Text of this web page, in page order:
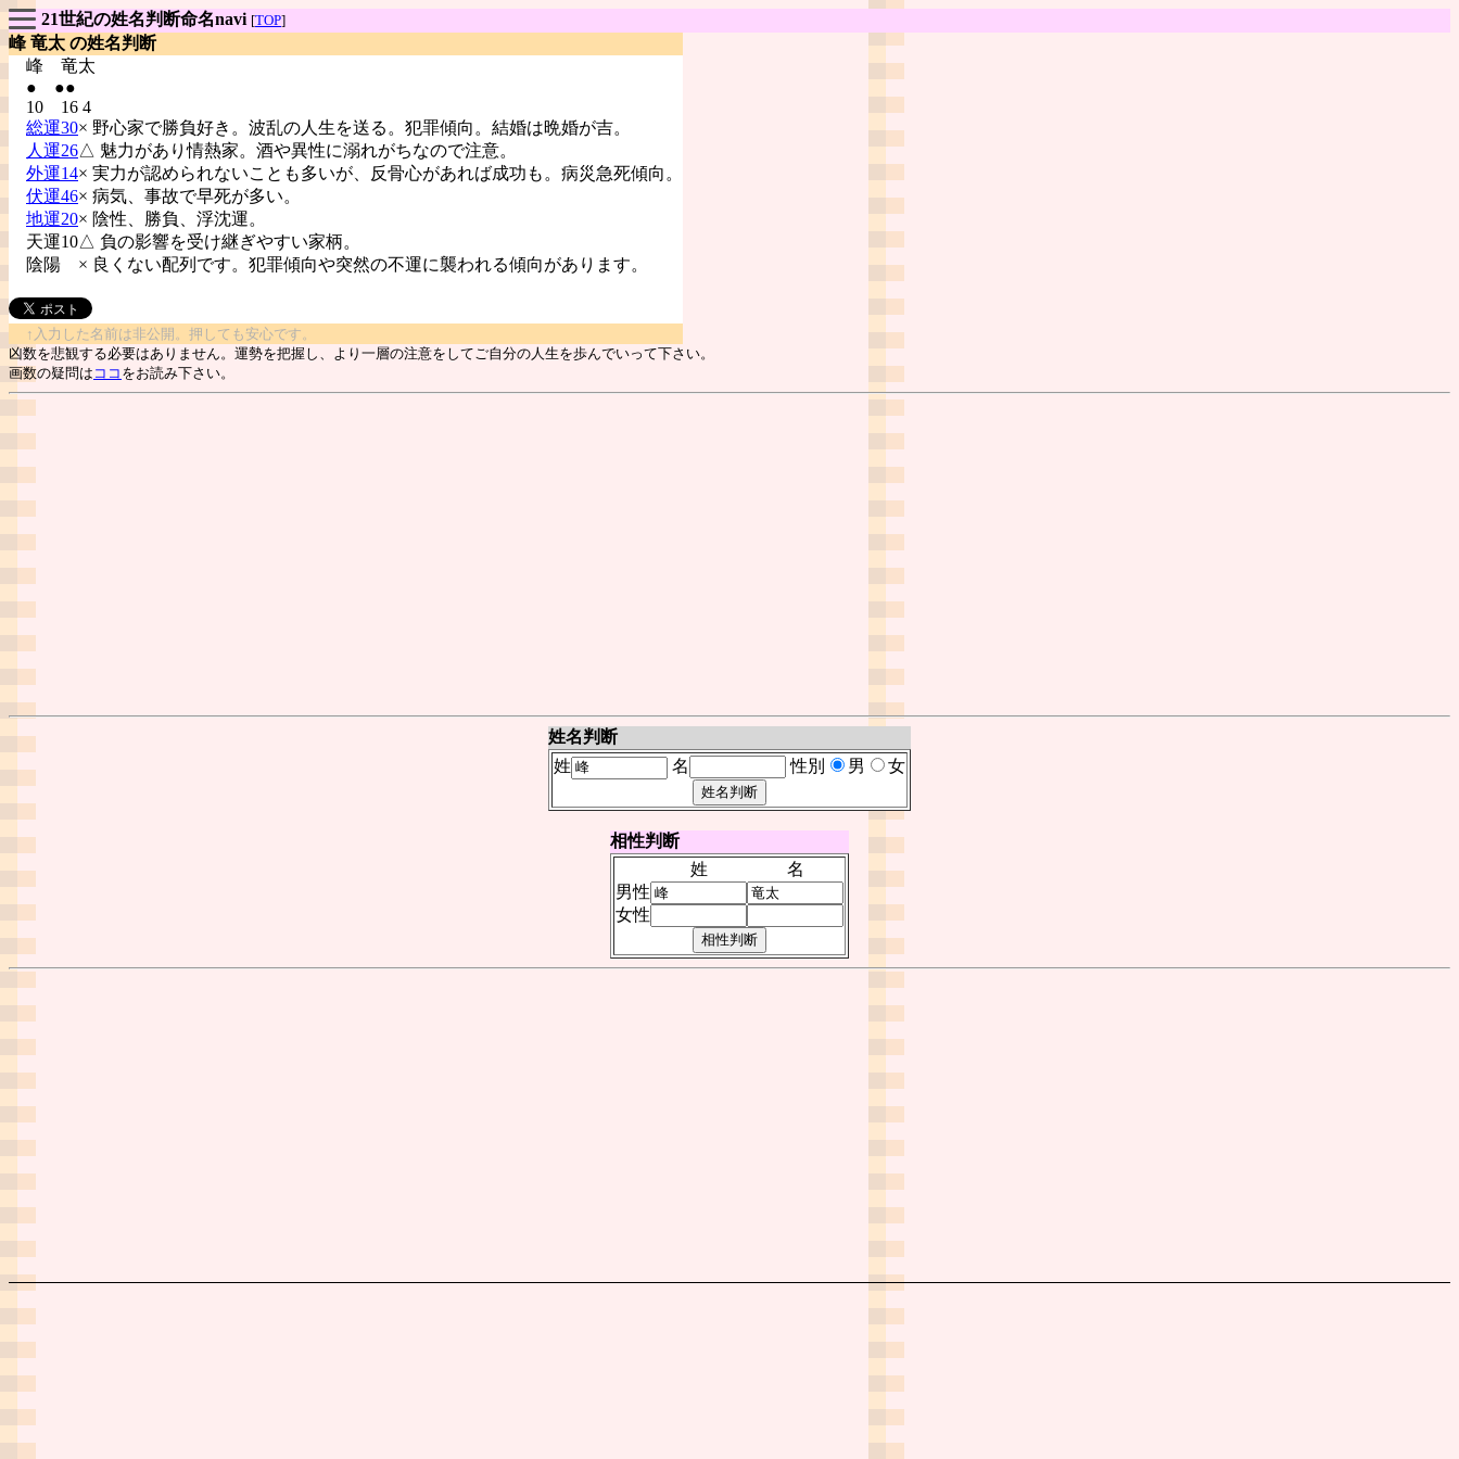
21世紀の姓名判断命名navi [TOP]
峰 竜太 の姓名判断
峰 竜太
● ●●
10 16 4
総運30× 野心家で勝負好き。波乱の人生を送る。犯罪傾向。結婚は晩婚が吉。
人運26△ 魅力があり情熱家。酒や異性に溺れがちなので注意。
外運14× 実力が認められないことも多いが、反骨心があれば成功も。病災急死傾向。
伏運46× 病気、事故で早死が多い。
地運20× 陰性、勝負、浮沈運。
天運10△ 負の影響を受け継ぎやすい家柄。
陰陽 × 良くない配列です。犯罪傾向や突然の不運に襲われる傾向があります。
↑入力した名前は非公開。押しても安心です。
凶数を悲観する必要はありません。運勢を把握し、より一層の注意をしてご自分の人生を歩んでいって下さい。
画数の疑問は ココ をお読み下さい。
姓名判断
姓
名 性別 男 女
相性判断
姓
名
男性
女性